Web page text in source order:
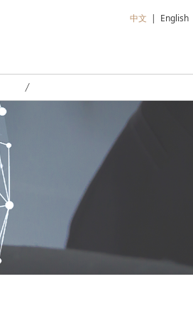
中文 | English